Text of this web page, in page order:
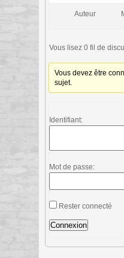
Auteur
Vous lisez 0 fil de
Vous devez être
sujet.
Identifiant:
Mot de passe:
Rester connecté
Connexion